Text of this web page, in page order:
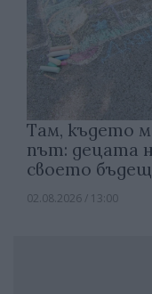
Там, където
път: децата
своето
02.08.2026 / 13:00